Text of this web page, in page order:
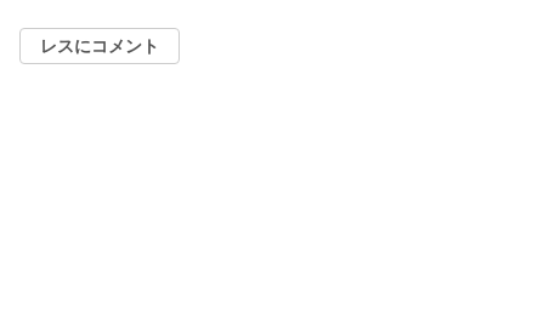
レスにコメント